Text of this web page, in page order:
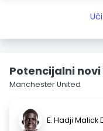
Potencijalni
Manchester United